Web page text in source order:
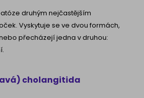
druhým nejčastějším
Vyskytuje se ve dvou formách,
přecházejí jedna v druhou:
cholangitida